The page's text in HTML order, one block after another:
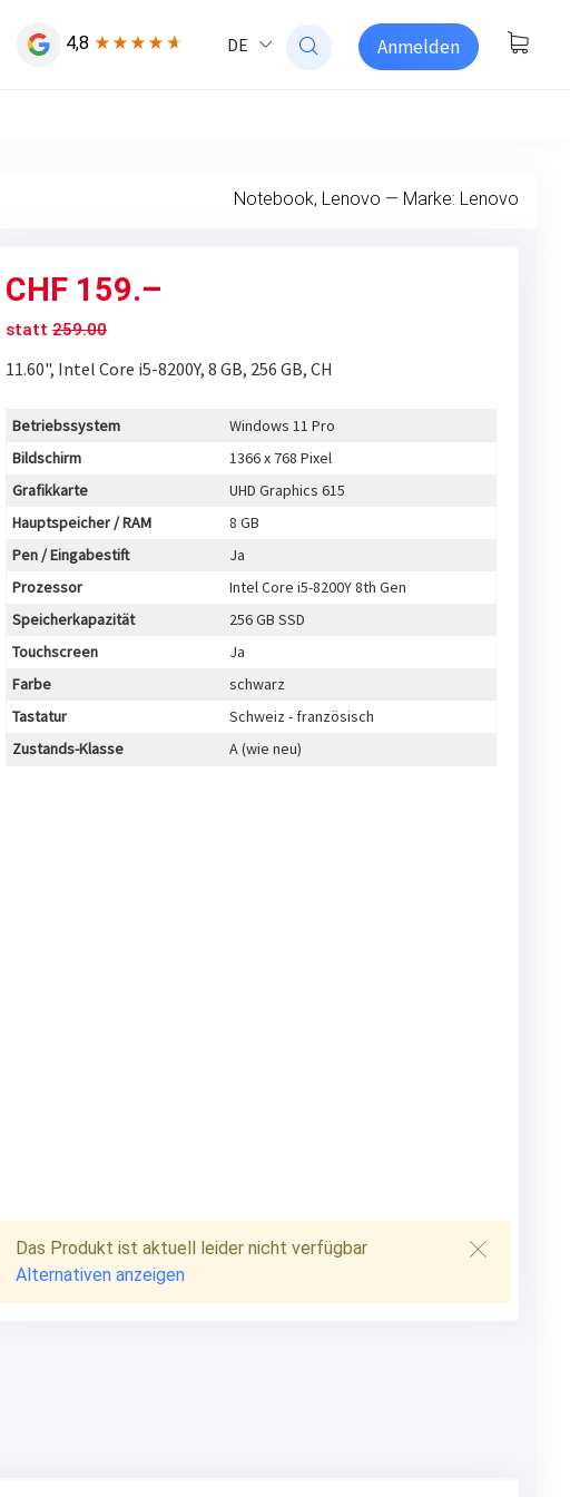
4,8 ★★★★ ★ DE Anmelden
Notebook, Lenovo — Marke: Lenovo
CHF 159.–
statt 259.00
11.60", Intel Core i5-8200Y, 8 GB, 256 GB, CH
Betriebssystem
Windows 11 Pro
Bildschirm
1366 x 768 Pixel
Grafikkarte
UHD Graphics 615
Hauptspeicher / RAM
8 GB
Pen / Eingabestift
Ja
Prozessor
Intel Core i5-8200Y 8th Gen
Speicherkapazität
256 GB SSD
Touchscreen
Ja
Farbe
schwarz
Tastatur
Schweiz - französisch
Zustands-Klasse
A (wie neu)
Microsoft Office DE·EN·FR·IT
Das Produkt ist aktuell leider nicht verfügbar
Alternativen anzeigen